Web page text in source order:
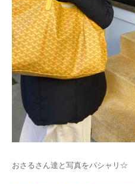
おさるさん達と写真をパシャリ☆